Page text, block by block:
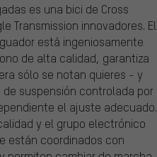
es una bici de Cross
Transmission innovadores. El
está ingeniosamente
de alta calidad, garantiza
sólo se notan quieres - y
de suspensión controlada por
el ajuste adecuado.
y el grupo electrónico
están coordinados con